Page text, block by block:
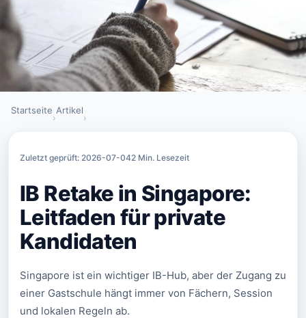
Startseite
›
Artikel
›
Zuletzt geprüft: 2026-07-042 Min. Lesezeit
IB Retake in Singapore:
Leitfaden für private
Kandidaten
Singapore ist ein wichtiger IB-Hub, aber der Zugang zu
einer Gastschule hängt immer von Fächern, Session
und lokalen Regeln ab.